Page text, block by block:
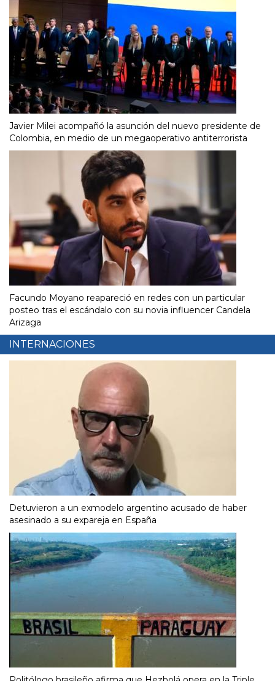
Javier Milei acompañó la asunción del nuevo presidente de
Colombia, en medio de un megaoperativo antiterrorista
Facundo Moyano reapareció en redes con un particular
posteo tras el escándalo con su novia influencer Candela
Arizaga
INTERNACIONES
Detuvieron a un exmodelo argentino acusado de haber
asesinado a su expareja en España